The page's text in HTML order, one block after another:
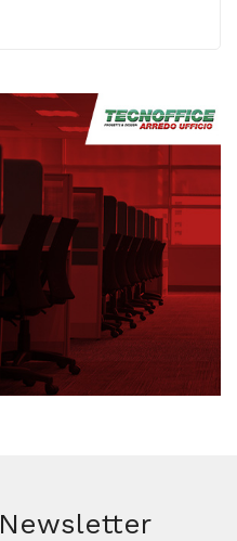
Newsletter